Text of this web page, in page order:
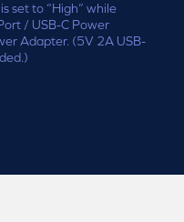
set to “High” while
/ USB-C Power
Adapter. (5V 2A USB-